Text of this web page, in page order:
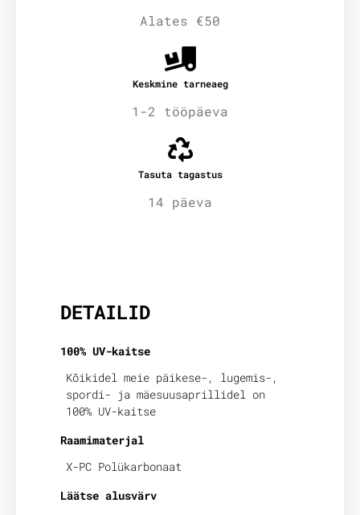
Alates €50
Keskmine tarneaeg
1-2 tööpäeva
Tasuta tagastus
14 päeva
DETAILID
100% UV-kaitse
Kõikidel meie päikese-, lugemis-,
spordi- ja mäesuusaprillidel on
100% UV-kaitse
Raamimaterjal
X-PC Polükarbonaat
Läätse alusvärv